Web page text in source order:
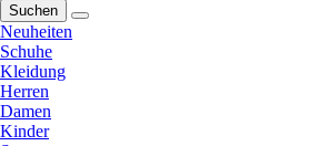
Suchen
Neuheiten
Schuhe
Kleidung
Herren
Damen
Kinder